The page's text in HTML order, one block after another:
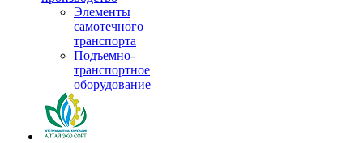
Элементы
самотечного
транспорта
Подъемно-
транспортное
оборудование